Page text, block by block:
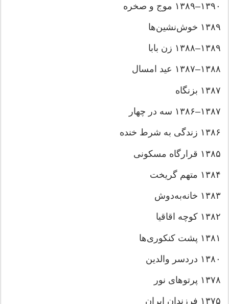
۱۳۹۰–۱۳۸۹ موج و صخره
۱۳۸۹ خوش‌نشین‌ها
۱۳۸۹–۱۳۸۸ زن بابا
۱۳۸۸–۱۳۸۷ عید امسال
۱۳۸۷ بزنگاه
۱۳۸۷–۱۳۸۶ سه در چهار
۱۳۸۶ زندگی به شرط خنده
۱۳۸۵ قرارگاه مسکونی
۱۳۸۴ متهم گریخت
۱۳۸۳ خانه‌به‌دوش
۱۳۸۲ کوچه اقاقیا
۱۳۸۱ پشت کنکوری‌ها
۱۳۸۰ دردسر والدین
۱۳۷۸ پرتوهای نور
۱۳۷۵ فرزندان ایران